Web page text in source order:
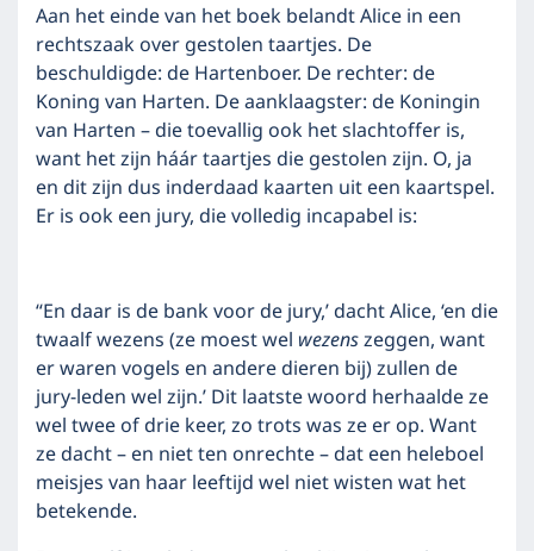
Aan het einde van het boek belandt Alice in een
rechtszaak over gestolen taartjes. De
beschuldigde: de Hartenboer. De rechter: de
Koning van Harten. De aanklaagster: de Koningin
van Harten – die toevallig ook het slachtoffer is,
want het zijn háár taartjes die gestolen zijn. O, ja
en dit zijn dus inderdaad kaarten uit een kaartspel.
Er is ook een jury, die volledig incapabel is:
“En daar is de bank voor de jury,’ dacht Alice, ‘en die
twaalf wezens (ze moest wel wezenszeggen, want
er waren vogels en andere dieren bij) zullen de
jury-leden wel zijn.’ Dit laatste woord herhaalde ze
wel twee of drie keer, zo trots was ze er op. Want
ze dacht – en niet ten onrechte – dat een heleboel
meisjes van haar leeftijd wel niet wisten wat het
betekende.